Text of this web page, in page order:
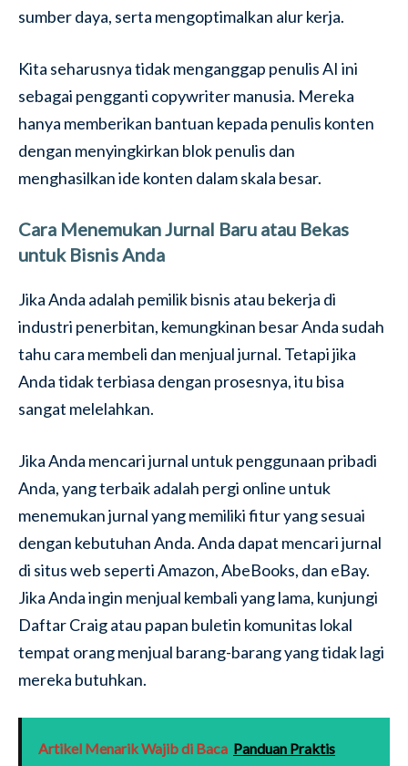
sumber daya, serta mengoptimalkan alur kerja.
Kita seharusnya tidak menganggap penulis AI ini
sebagai pengganti copywriter manusia. Mereka
hanya memberikan bantuan kepada penulis konten
dengan menyingkirkan blok penulis dan
menghasilkan ide konten dalam skala besar.
Cara Menemukan Jurnal Baru atau Bekas
untuk Bisnis Anda
Jika Anda adalah pemilik bisnis atau bekerja di
industri penerbitan, kemungkinan besar Anda sudah
tahu cara membeli dan menjual jurnal. Tetapi jika
Anda tidak terbiasa dengan prosesnya, itu bisa
sangat melelahkan.
Jika Anda mencari jurnal untuk penggunaan pribadi
Anda, yang terbaik adalah pergi online untuk
menemukan jurnal yang memiliki fitur yang sesuai
dengan kebutuhan Anda. Anda dapat mencari jurnal
di situs web seperti Amazon, AbeBooks, dan eBay.
Jika Anda ingin menjual kembali yang lama, kunjungi
Daftar Craig atau papan buletin komunitas lokal
tempat orang menjual barang-barang yang tidak lagi
mereka butuhkan.
Artikel Menarik Wajib di Baca Panduan Praktis